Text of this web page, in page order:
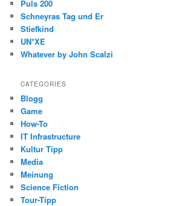
Puls 200
Schneyras Tag und Er
Stiefkind
UN*XE
Whatever by John Scalzi
CATEGORIES
Blogg
Game
How-To
IT Infrastructure
Kultur Tipp
Media
Meinung
Science Fiction
Tour-Tipp